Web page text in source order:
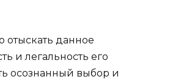
данное
и легальность его
осознанный выбор и